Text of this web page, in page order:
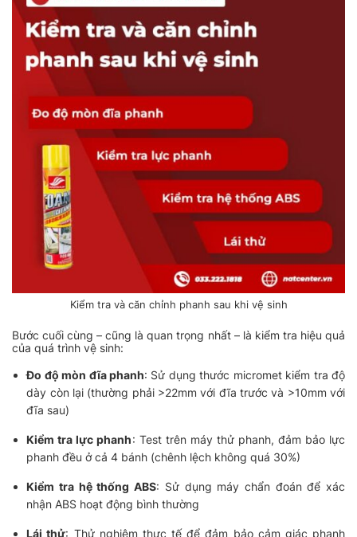
Kiểm tra và căn chỉnh phanh sau khi vệ sinh
Bước cuối cùng – cũng là quan trọng nhất – là kiểm tra hiệu quả
của quá trình vệ sinh:
Đo độ mòn đĩa phanh: Sử dụng thước micromet kiểm tra độ
dày còn lại (thường phải >22mm với đĩa trước và >10mm với
đĩa sau)
Kiểm tra lực phanh: Test trên máy thử phanh, đảm bảo lực
phanh đều ở cả 4 bánh (chênh lệch không quá 30%)
Kiểm tra hệ thống ABS: Sử dụng máy chẩn đoán để xác
nhận ABS hoạt động bình thường
Lái thử: Thử nghiệm thực tế để đảm bảo cảm giác phanh